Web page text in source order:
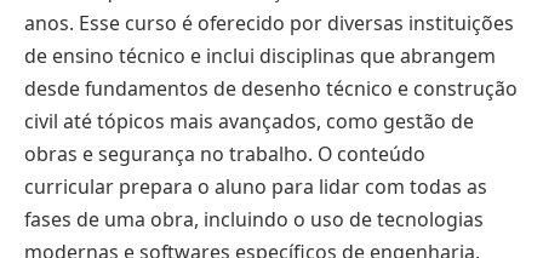
anos. Esse curso é oferecido por diversas instituições
de ensino técnico e inclui disciplinas que abrangem
desde fundamentos de desenho técnico e construção
civil até tópicos mais avançados, como gestão de
obras e segurança no trabalho. O conteúdo
curricular prepara o aluno para lidar com todas as
fases de uma obra, incluindo o uso de tecnologias
modernas e softwares específicos de engenharia,